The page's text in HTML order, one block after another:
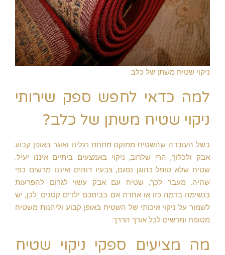
ניקוי שטיח משתן של כלב
למה כדאי לחפש ספק שירותי
ניקוי שטיח משתן של כלב?
בשל העובדה שהשטיח ממוקם מתחת רגלינו ואוגר באופן קבוע
אבק ולכלוך, הרי שלרוב, ניקוי באמצעים ביתיים איננו יעיל.
שטיח שלא טופל כהוגן נפגם, צבעיו דוהים ואיננו מרשים כפי
שהיה. מעבר לכך, שטיח עם אבק עשוי לגרום להפרעות
בנשימה ברמה כזו או אחרת אם בביתכם ילדים קטנים. לכן, יש
לשמור על ניקוי איכותי של השטיח באופן קבוע וליהנות משטיח
מטופח ומרשים לכל אורך הדרך.
מה מציעים ספקי ניקוי שטיח